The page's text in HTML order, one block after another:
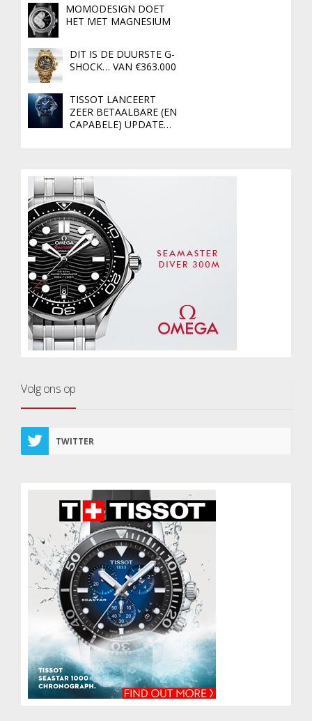
MOMODESIGN DOET
HET MET MAGNESIUM
DIT IS DE DUURSTE G-
SHOCK… VAN €363.000
TISSOT LANCEERT
ZEER BETAALBARE (EN
CAPABELE) UPDATE…
Volg ons op
TWITTER